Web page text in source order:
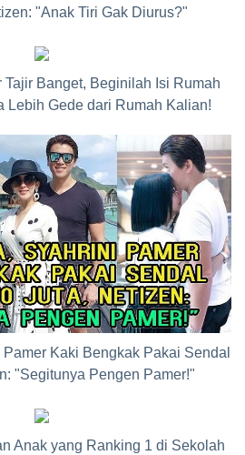
"Anak Tiri Gak Diurus?"
Banget, Beginilah Isi Rumah
Lebih Gede dari Rumah Kalian!
Kaki Bengkak Pakai Sendal
"Segitunya Pengen Pamer!"
Anak yang Ranking 1 di Sekolah